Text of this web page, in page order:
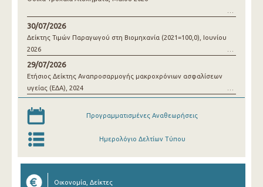
30/07/2026
Δείκτης Τιμών Παραγωγού στη Βιομηχανία (2021=100,0), Ιουνίου
2026
29/07/2026
Ετήσιος Δείκτης Αναπροσαρμογής μακροχρόνιων ασφαλίσεων
υγείας (ΕΔΑ), 2024
Προγραμματισμένες Αναθεωρήσεις
Ημερολόγιο Δελτίων Τύπου
Οικονομία, Δείκτες